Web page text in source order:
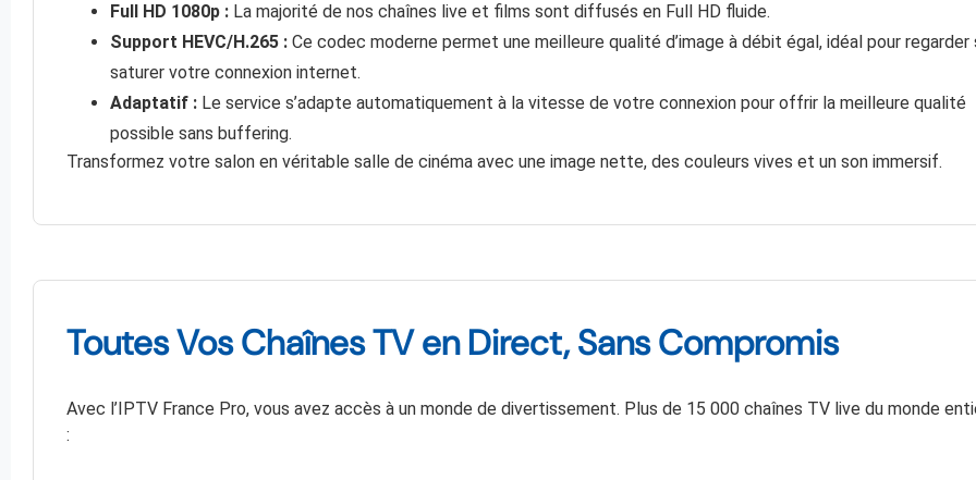
Full HD 1080p : La majorité de nos chaînes live et films sont diffusés en Full HD fluide.
Support HEVC/H.265 : Ce codec moderne permet une meilleure qualité d’image à débit égal, idéal pour regarder
saturer votre connexion internet.
Adaptatif : Le service s’adapte automatiquement à la vitesse de votre connexion pour offrir la meilleure qualité
possible sans buffering.
Transformez votre salon en véritable salle de cinéma avec une image nette, des couleurs vives et un son immersif.
Toutes Vos Chaînes TV en Direct, Sans Compromis
Avec l’IPTV France Pro, vous avez accès à un monde de divertissement. Plus de 15 000 chaînes TV live du monde
: